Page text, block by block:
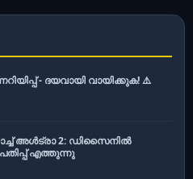
- ദയവായി വായിക്കുക! ⚠️
അൾട്രാ 2: ഡിസൈനിൽ
പതിപ്പ് എത്തുന്നു